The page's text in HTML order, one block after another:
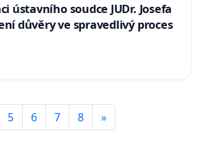
ústavního soudce JUDr. Josefa
důvěry ve spravedlivý proces
5 6 7 8 »